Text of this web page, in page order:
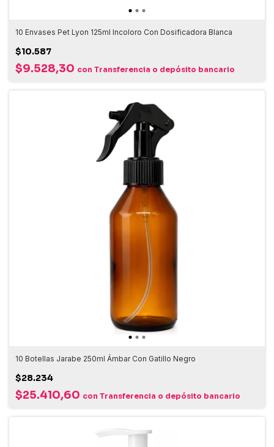
10 Envases Pet Lyon 125ml Incoloro Con Dosificadora Blanca
$10.587
$9.528,30 con Transferencia o depósito bancario
10 Botellas Jarabe 250ml Ámbar Con Gatillo Negro
$28.234
$25.410,60 con Transferencia o depósito bancario